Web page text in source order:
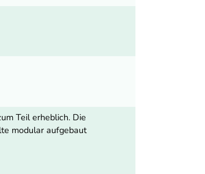
Teil erheblich. Die
modular aufgebaut